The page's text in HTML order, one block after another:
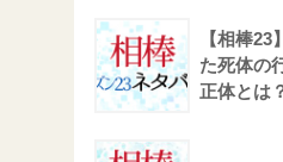
【相棒
た死体の
正体とは